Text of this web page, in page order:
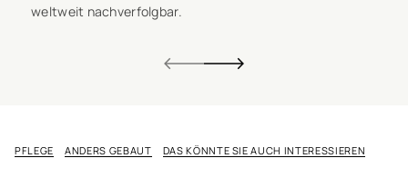
weltweit nachverfolgbar.
PFLEGE ANDERS GEBAUT DAS KÖNNTE SIE AUCH INTERESSIEREN